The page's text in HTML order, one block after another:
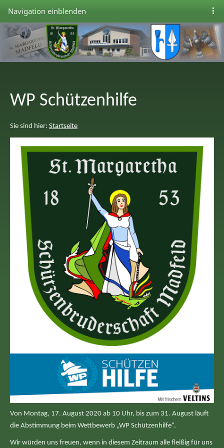
Navigation einblenden
WP Schützenhilfe
Sie sind hier: Startseite
Von Montag, 17. August 2020 ab 10 Uhr, bis zum 31. August läuft
die Abstimmung beim Wettbewerb „WP Schützenhilfe“.
Wir würden uns freuen, wenn in diesem Zeitraum alle fleißig für uns